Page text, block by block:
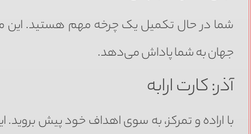
شما در حال تکمیل یک چرخه مهم هستید. این
جهان به شما پاداش می‌دهد.
آذر: کارت ارابه
با اراده و تمرکز، به سوی اهداف خود پیش